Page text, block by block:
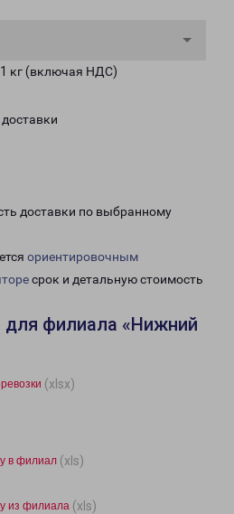
кг (включая НДС)
доставки по выбранному
ориентировочным
срок и детальную стоимость
филиала «Нижний
(xlsx)
в филиал (xls)
из филиала (xls)